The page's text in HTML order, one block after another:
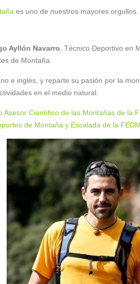
es uno de nuestros mayores
Ayllón Navarro , Técnico Deportivo en
de Montaña.
e inglés, y reparte su pasión por la
en el medio natural.
Asesor Científico de las Montañas de la
de Montaña y Escalada de la